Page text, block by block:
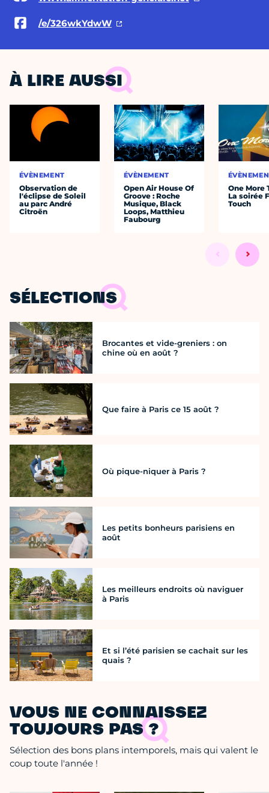
/e/326wkYdwW
À LIRE AUSSI
ÉVÈNEMENT
Observation de
l'éclipse de Soleil
au parc André
Citroën
ÉVÈNEMENT
Open Air House Of
Groove : Roche
Musique, Black
Loops, Matthieu
Faubourg
One More
La soirée
Touch
SÉLECTIONS
Brocantes et vide-greniers : on
chine où en août ?
Que faire à Paris ce 15 août ?
Où pique-niquer à Paris ?
Les petits bonheurs parisiens en
août
Les meilleurs endroits où naviguer
à Paris
Et si l’été parisien se cachait sur les
quais ?
VOUS NE CONNAISSEZ
TOUJOURS PAS ?
Sélection des bons plans intemporels, mais qui valent le
coup toute l'année !